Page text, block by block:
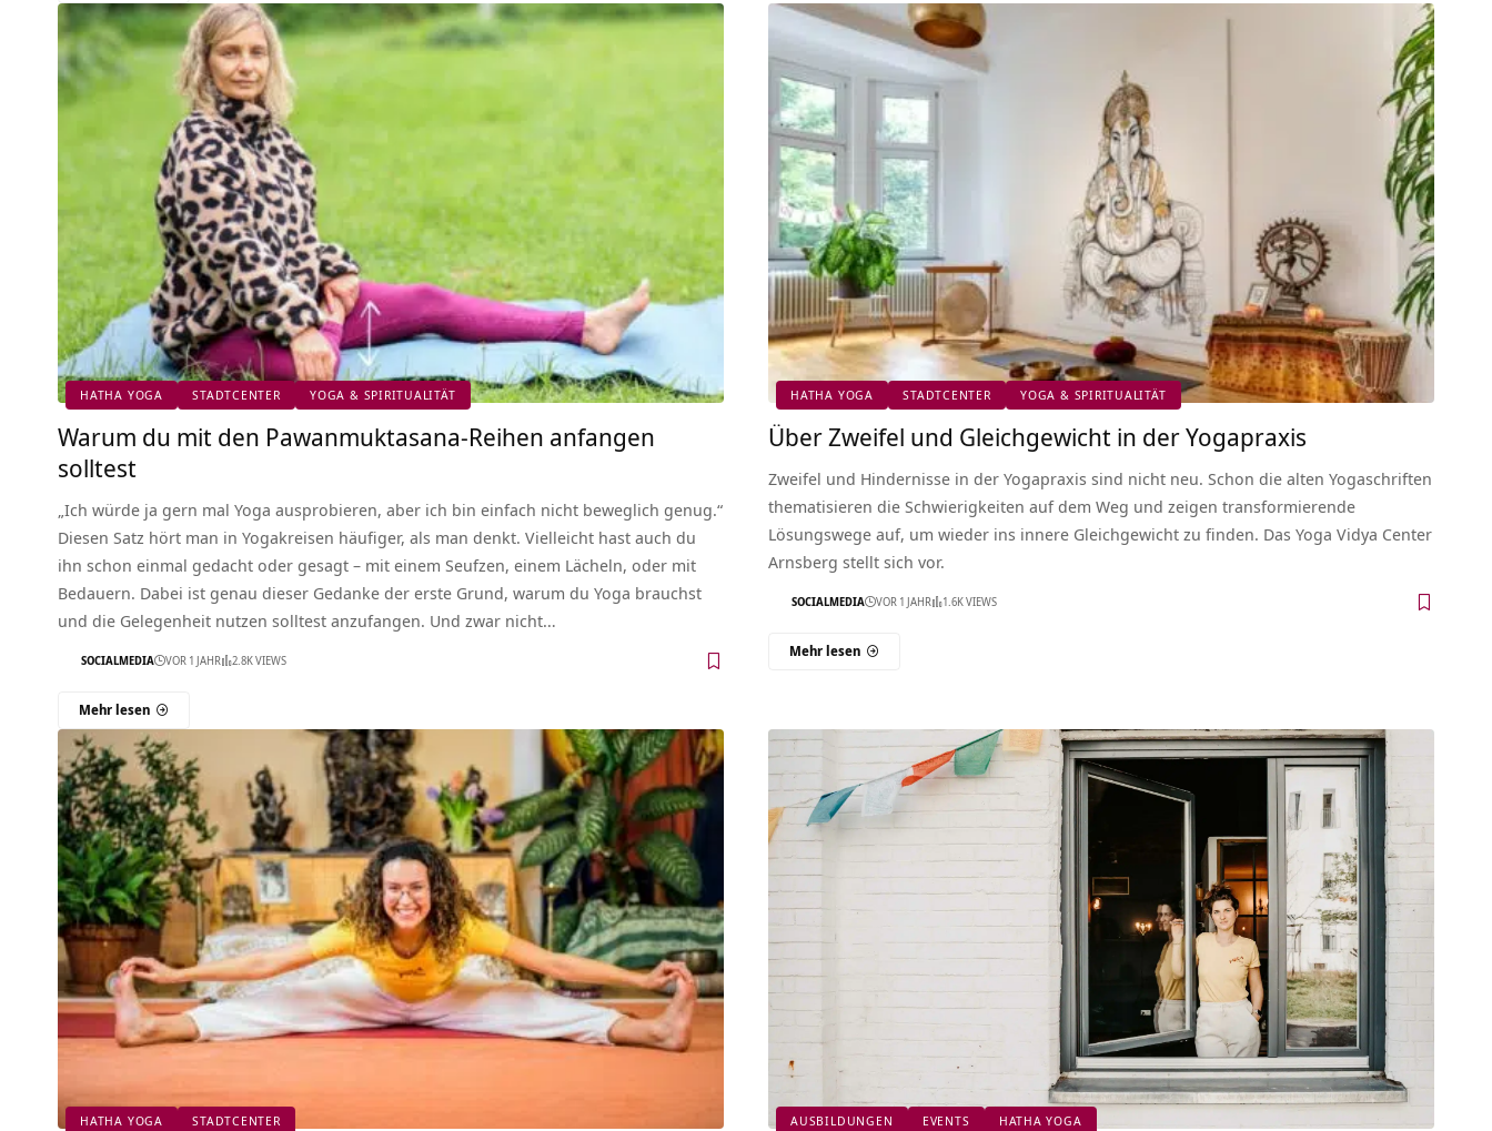
HATHA YOGA STADTCENTER YOGA & SPIRITUALITÄT
Warum du mit den Pawanmuktasana-Reihen anfangen
solltest
„Ich würde ja gern mal Yoga ausprobieren, aber ich bin einfach nicht beweglich genug.“
Diesen Satz hört man in Yogakreisen häufiger, als man denkt. Vielleicht hast auch du
ihn schon einmal gedacht oder gesagt – mit einem Seufzen, einem Lächeln, oder mit
Bedauern. Dabei ist genau dieser Gedanke der erste Grund, warum du Yoga brauchst
und die Gelegenheit nutzen solltest anzufangen. Und zwar nicht…
SOCIALMEDIA VOR 1 JAHR 2.8K VIEWS
Mehr lesen
HATHA YOGA STADTCENTER YOGA & SPIRITUALITÄT
Über Zweifel und Gleichgewicht in der Yogapraxis
Zweifel und Hindernisse in der Yogapraxis sind nicht neu. Schon die alten Yogaschriften
thematisieren die Schwierigkeiten auf dem Weg und zeigen transformierende
Lösungswege auf, um wieder ins innere Gleichgewicht zu finden. Das Yoga Vidya Center
Arnsberg stellt sich vor.
SOCIALMEDIA VOR 1 JAHR 1.6K VIEWS
Mehr lesen
HATHA YOGA STADTCENTER AUSBILDUNGEN EVENTS HATHA YOGA